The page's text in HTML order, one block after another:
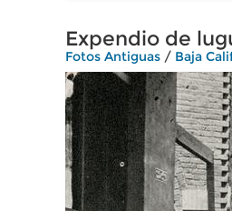
Expendio de
Fotos Antiguas / Baja